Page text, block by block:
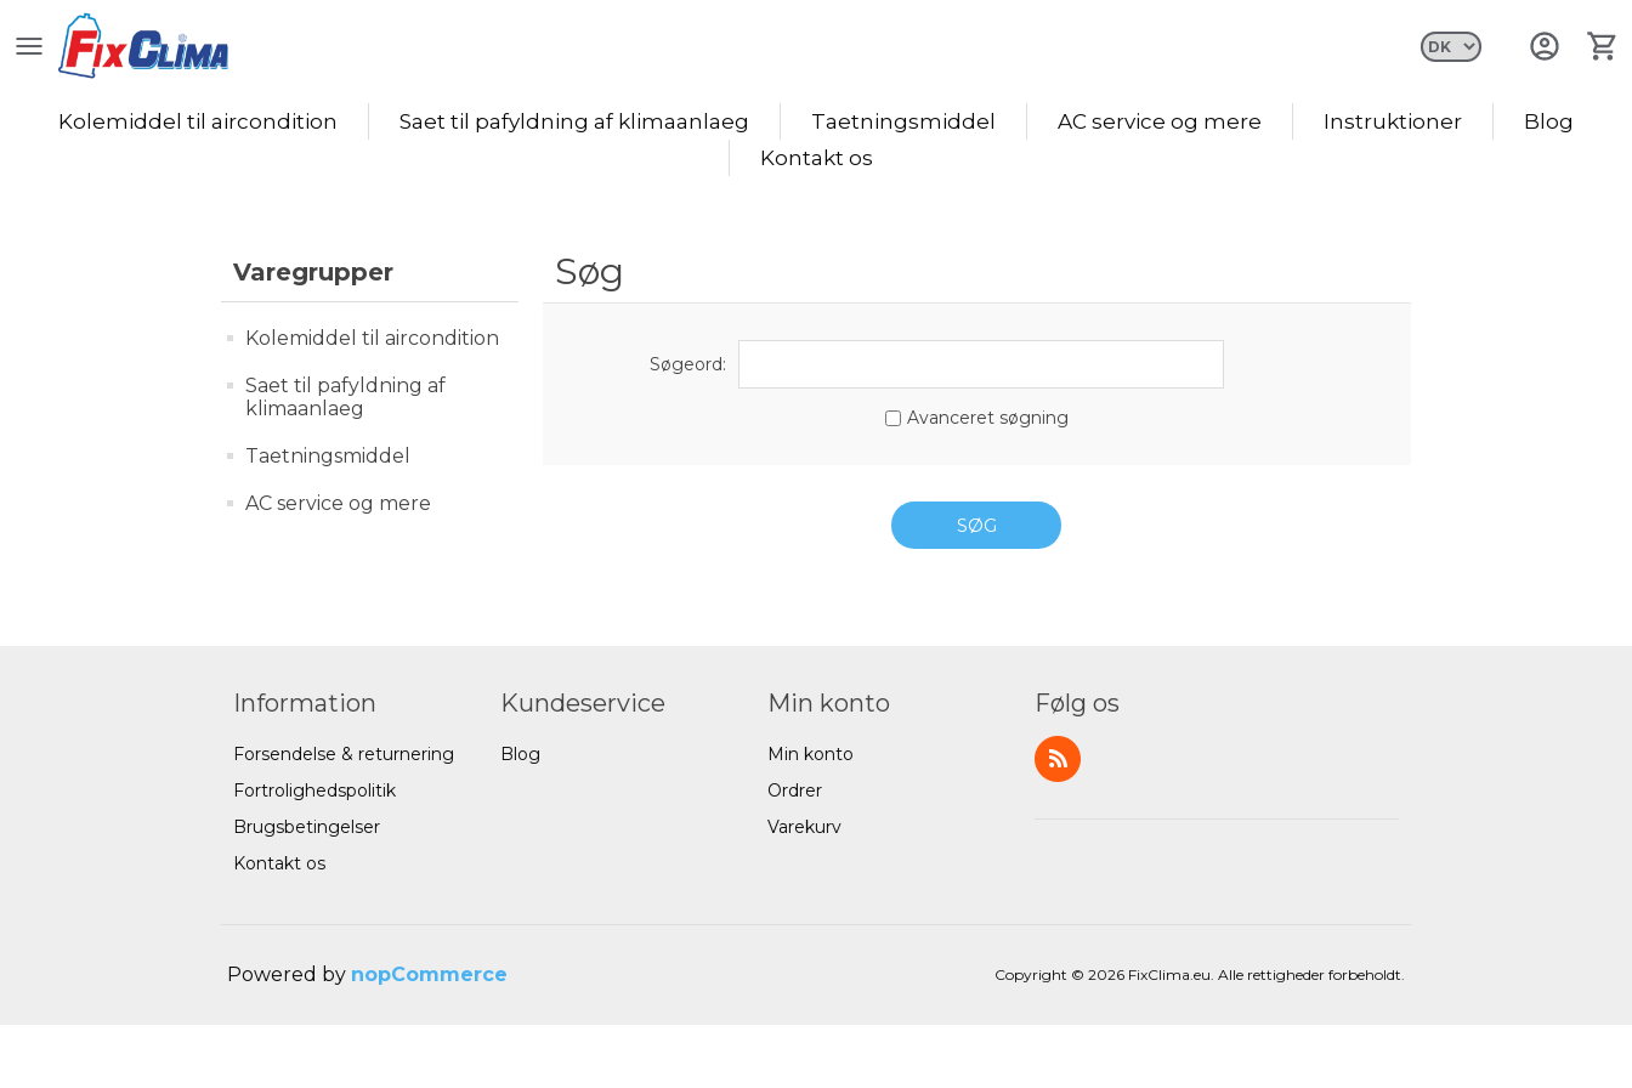
Kolemiddel til aircondition Saet til pafyldning af klimaanlaeg Taetningsmiddel AC service og mere Instruktioner
Blog
Kontakt os
Varegrupper
Kolemiddel til aircondition
Saet til pafyldning af
klimaanlaeg
Taetningsmiddel
AC service og mere
Søg
Søgeord:
Avanceret søgning
SØG
Information
Forsendelse & returnering
Fortrolighedspolitik
Brugsbetingelser
Kontakt os
Kundeservice
Blog
Min konto
Min konto
Ordrer
Varekurv
Følg os
Copyright © 2026 FixClima.eu. Alle rettigheder forbeholdt.
Powered by nopCommerce